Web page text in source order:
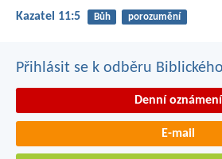
Kazatel 11:5 Bůh porozumění
Přihlásit se k odběru
Denní oznámení
E-mail